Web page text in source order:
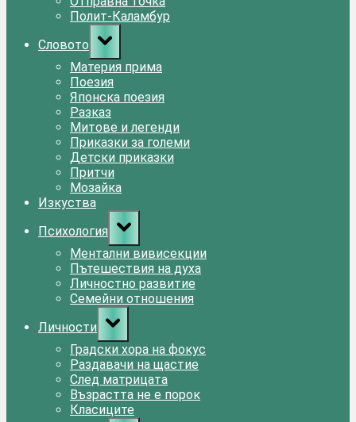
Полит-Каламбур
Словото
Toggle
sub-
menu
Материя прима
Поезия
Японска поезия
Разказ
Митове и легенди
Приказки за големи
Детски приказки
Притчи
Мозайка
Изкуства
Психология
Toggle
sub-
menu
Ментални вивисекции
Пътешествия на духа
Личностно развитие
Семейни отношения
Личности
Toggle
sub-
menu
Градски хора на фокус
Раздавачи на щастие
След матрицата
Възрастта не е порок
Класиците